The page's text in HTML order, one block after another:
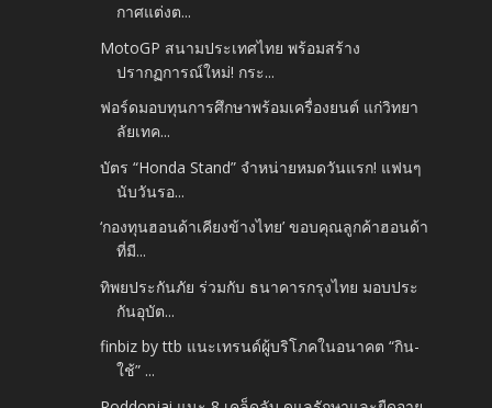
กาศแต่งต...
MotoGP สนามประเทศไทย พร้อมสร้าง
ปรากฏการณ์ใหม่! กระ...
ฟอร์ดมอบทุนการศึกษาพร้อมเครื่องยนต์ แก่วิทยา
ลัยเทค...
บัตร “Honda Stand” จำหน่ายหมดวันแรก! แฟนๆ
นับวันรอ...
‘กองทุนฮอนด้าเคียงข้างไทย’ ขอบคุณลูกค้าฮอนด้า
ที่มี...
ทิพยประกันภัย ร่วมกับ ธนาคารกรุงไทย มอบประ
กันอุบัต...
finbiz by ttb แนะเทรนด์ผู้บริโภคในอนาคต “กิน-
ใช้” ...